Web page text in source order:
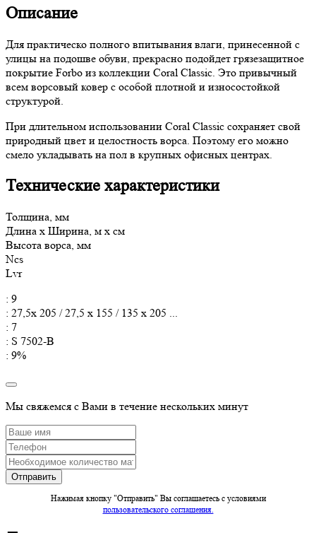
Описание
Для практическо полного впитывания влаги, принесенной с
улицы на подошве обуви, прекрасно подойдет грязезащитное
покрытие Forbo из коллекции Coral Classic. Это привычный
всем ворсовый ковер с особой плотной и износостойкой
структурой.
При длительном использовании Coral Classic сохраняет свой
природный цвет и целостность ворса. Поэтому его можно
смело укладывать на пол в крупных офисных центрах.
Технические характеристики
Толщина, мм
Длина x Ширина, м x см
Высота ворса, мм
Ncs
Lvr
: 9
: 27,5x 205 / 27,5 x 155 / 135 x 205 ...
: 7
: S 7502-B
: 9%
Мы свяжемся с Вами в течение нескольких минут
Нажимая кнопку "Отправить" Вы соглашаетесь c условиями
пользовательского соглашения.